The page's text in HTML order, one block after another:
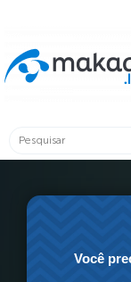
conteúdo
Pesquisar
...
Você